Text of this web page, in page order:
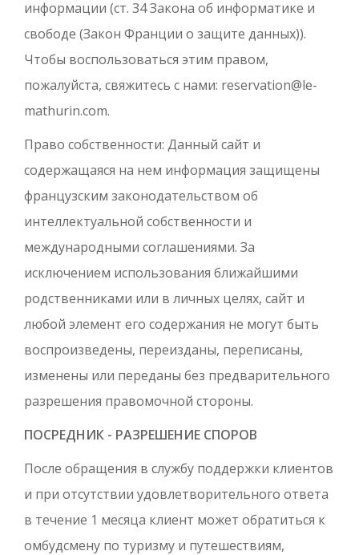
информации (ст. 34 Закона об информатике и
свободе (Закон Франции о защите данных)).
Чтобы воспользоваться этим правом,
пожалуйста, свяжитесь с нами: reservation@le-
mathurin.com.
Право собственности: Данный сайт и
содержащаяся на нем информация защищены
французским законодательством об
интеллектуальной собственности и
международными соглашениями. За
исключением использования ближайшими
родственниками или в личных целях, сайт и
любой элемент его содержания не могут быть
воспроизведены, переизданы, переписаны,
изменены или переданы без предварительного
разрешения правомочной стороны.
ПОСРЕДНИК - РАЗРЕШЕНИЕ СПОРОВ
После обращения в службу поддержки клиентов
и при отсутствии удовлетворительного ответа
в течение 1 месяца клиент может обратиться к
омбудсмену по туризму и путешествиям,